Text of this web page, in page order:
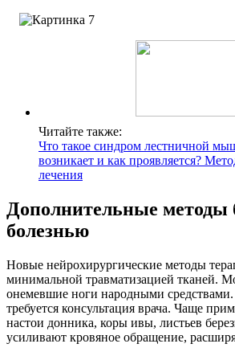
Читайте также:
Что такое синдром лестничной
возникает и как проявляется?
лечения
Дополнительные методы
болезнью
Новые нейрохирургические методы
минимальной травматизацией тканей.
онемевшие ноги народными
требуется консультация врача. Чаще
настои донника, коры ивы, листьев
усиливают кровяное обращение,